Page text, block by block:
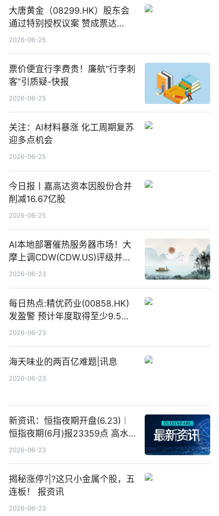
大唐黄金（08299.HK）股东会
通过特别授权议案 赞成票达
100%_新动态
2026-06-25
票价便宜行李费贵！廉航“行李刺
客”引质疑-快报
2026-06-25
关注：AI材料暴涨 化工周期复苏
迎多点机会
2026-06-25
今日报丨嘉高达资本因股份合并
削减16.67亿股
2026-06-25
AI本地部署催热服务器市场！大
摩上调CDW(CDW.US)评级并看
高IBM(IBM.US)戴尔(DELL.US)
2026-06-23
每日热点:精优药业(00858.HK)
发盈警 预计年度取得至少9.5亿
港元的亏损 同比盈转亏
2026-06-23
海天味业的两百亿难题|讯息
2026-06-23
新资讯：恒指夜期开盘(6.23)︱
恒指夜期(6月)报23359点 高水
23点
2026-06-23
揭秘涨停?|?这只小金属个股，五
连板！ 报资讯
2026-06-23